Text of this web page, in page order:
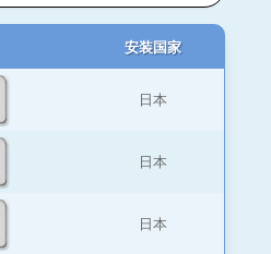
安装国家
日本
日本
日本